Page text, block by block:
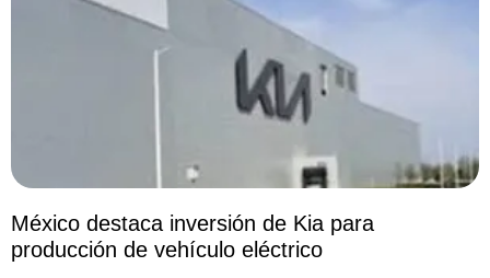
México destaca inversión de Kia para
producción de vehículo eléctrico